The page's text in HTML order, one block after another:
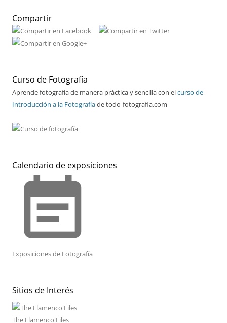
Compartir
Curso de Fotografía
Aprende fotografía de manera práctica y sencilla con elcurso de
Introducción a la Fotografíade todo-fotografia.com
Calendario de exposiciones
event_note
Exposiciones de Fotografía
Sitios de Interés
The Flamenco Files